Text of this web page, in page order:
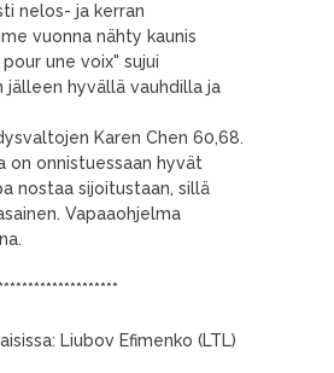
nelos- ja kerran
vuonna nähty kaunis
une voix" sujui
jälleen hyvällä vauhdilla ja
Karen Chen 60,68.
on onnistuessaan hyvät
nostaa sijoitustaan, sillä
Vapaaohjelma
Liubov Efimenko (LTL)